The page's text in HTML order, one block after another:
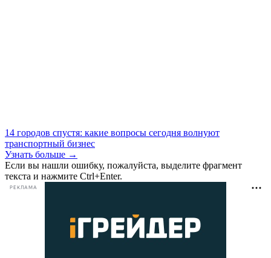
14 городов спустя: какие вопросы сегодня волнуют
транспортный бизнес
Узнать больше →
Если вы нашли ошибку, пожалуйста, выделите фрагмент
текста и нажмите Ctrl+Enter.
РЕКЛАМА